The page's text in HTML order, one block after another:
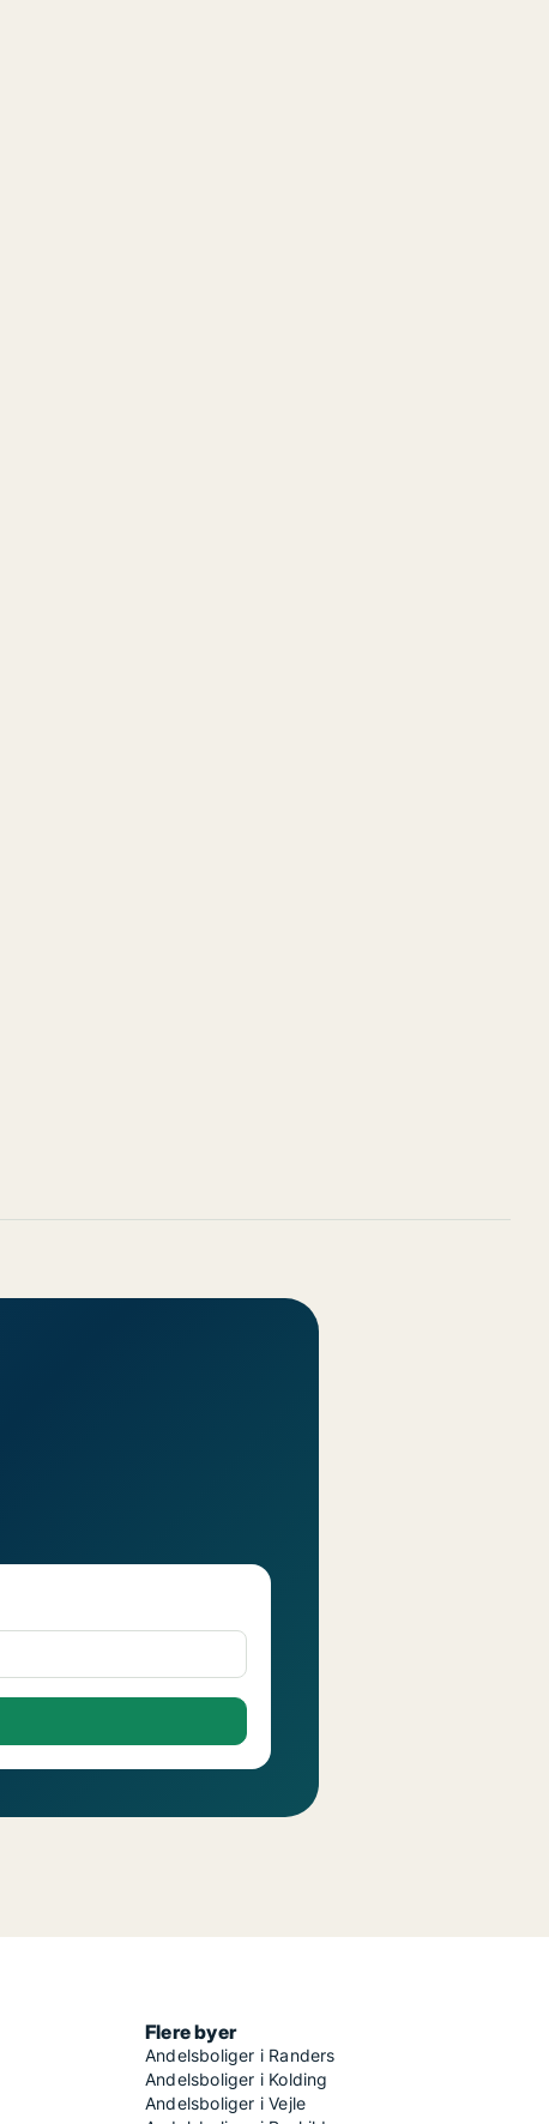
Flere byer
Andelsboliger i Randers
Andelsboliger i Kolding
Andelsboliger i Vejle